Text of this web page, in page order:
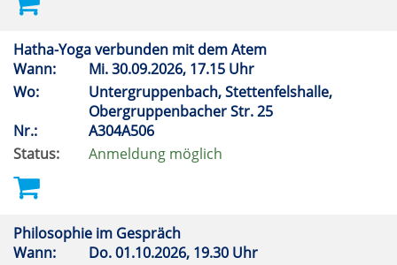
Hatha-Yoga verbunden mit dem Atem
Wann:
Mi.30.09.2026, 17.15 Uhr
Wo:
Untergruppenbach, Stettenfelshalle,
Obergruppenbacher Str. 25
Nr.:
A304A506
Status:
Anmeldung möglich
Philosophie im Gespräch
Wann:
Do.01.10.2026, 19.30 Uhr